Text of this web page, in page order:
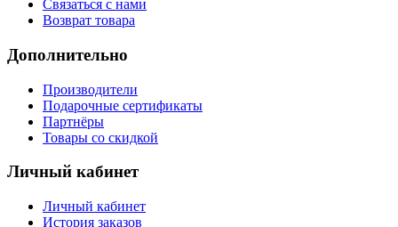
Связаться с нами
Возврат товара
Дополнительно
Производители
Подарочные сертификаты
Партнёры
Товары со скидкой
Личный кабинет
Личный кабинет
История заказов